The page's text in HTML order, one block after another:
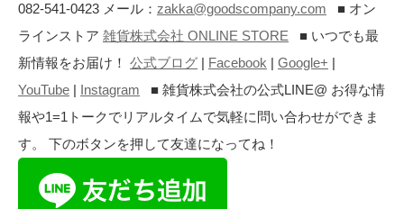
082-541-0423 メール： zakka@goodscompany.com ■ オン
ラインストア 雑貨株式会社 ONLINE STORE ■ いつでも最
新情報をお届け！ 公式ブログ | Facebook | Google+ |
YouTube | Instagram ■ 雑貨株式会社の公式LINE@ お得な情
報や1=1トークでリアルタイムで気軽に問い合わせができま
す。 下のボタンを押して友達になってね！